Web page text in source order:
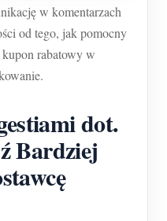
w komentarzach
od tego, jak pomocny
rabatowy w
dot.
Bardziej